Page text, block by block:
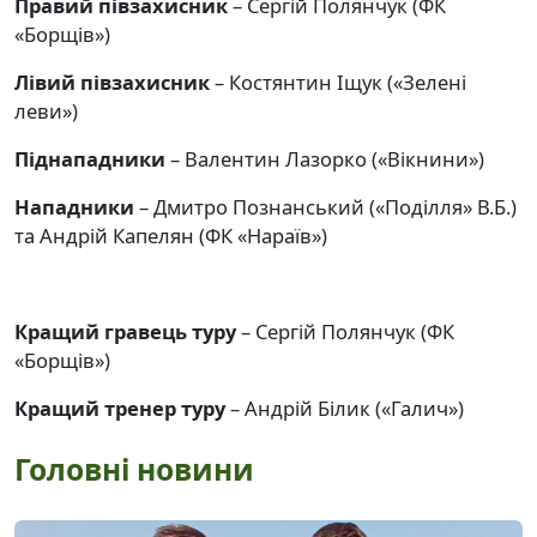
Правий півзахисник– Сергій Полянчук (ФК
«Борщів»)
Лівий півзахисник– Костянтин Іщук («Зелені
леви»)
Піднападники – Валентин Лазорко («Вікнини»)
Нападники – Дмитро Познанський («Поділля» В.Б.)
та Андрій Капелян (ФК «Нараїв»)
Кращий гравець туру– Сергій Полянчук (ФК
«Борщів»)
Кращий тренер туру– Андрій Білик («Галич»)
Головні новини